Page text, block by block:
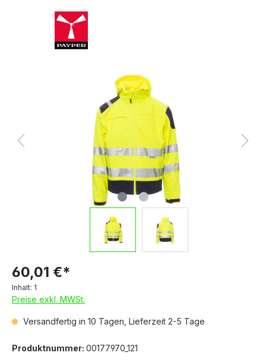
60,01 €*
Inhalt: 1
Preise exkl. MWSt.
Versandfertig in 10 Tagen, Lieferzeit 2-5 Tage
Produktnummer: 00177970_121